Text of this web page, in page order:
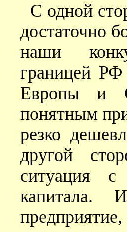
С одной
достаточно
наши
границей
Европы и
понятным
резко
другой
ситуация с
капитала.